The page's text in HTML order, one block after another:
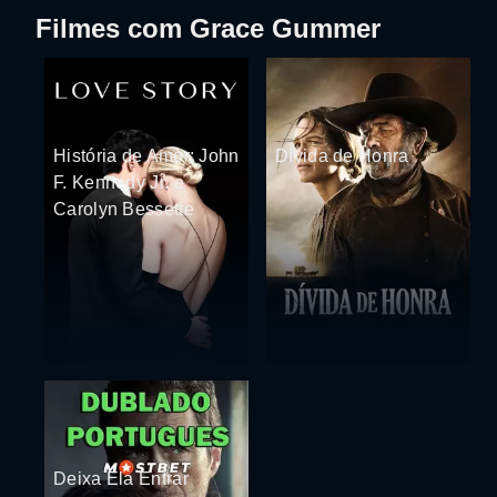
Filmes com Grace Gummer
História de Amor: John
F. Kennedy Jr. e
Carolyn Bessette
Dívida de Honra
Deixa Ela Entrar